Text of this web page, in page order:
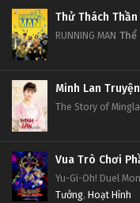
Thử Thách
RUNNING MAN Thể
Minh Lan
The Story of
Yu-Gi-Oh! Duel
Tưởng, Hoạt Hình